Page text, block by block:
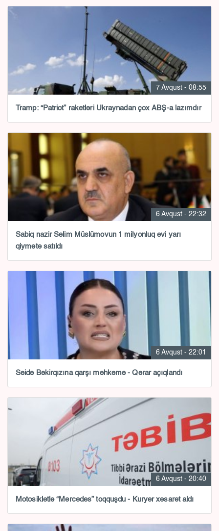
7 Avqust - 08:55
Tramp: “Patriot” raketləri Ukraynadan çox ABŞ-a lazımdır
6 Avqust - 22:32
Sabiq nazir Səlim Müslümovun 1 milyonluq evi yarı
qiymətə satıldı
6 Avqust - 22:01
Səidə Bəkirqızına qarşı məhkəmə - Qərar açıqlandı
6 Avqust - 20:40
Motosikletlə “Mercedes” toqquşdu - Kuryer xəsarət aldı